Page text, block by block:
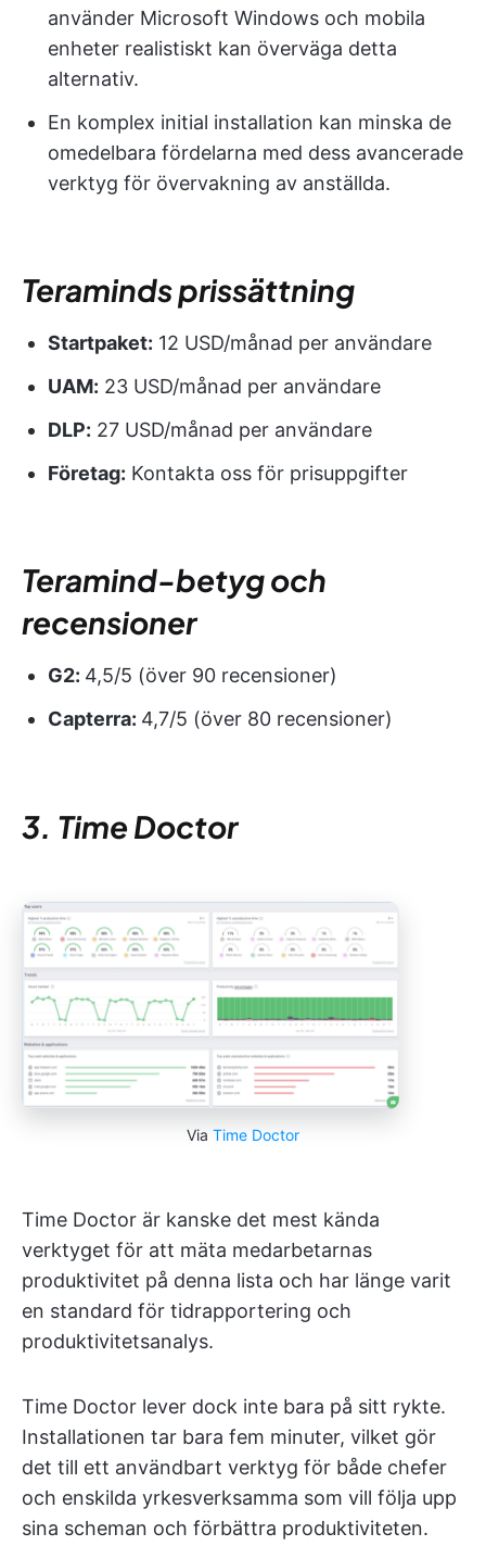
använder Microsoft Windows och mobila
enheter realistiskt kan överväga detta
alternativ.
En komplex initial installation kan minska de
omedelbara fördelarna med dess avancerade
verktyg för övervakning av anställda.
Teraminds prissättning
Startpaket: 12 USD/månad per användare
UAM: 23 USD/månad per användare
DLP: 27 USD/månad per användare
Företag: Kontakta oss för prisuppgifter
Teramind-betyg och
recensioner
G2: 4,5/5 (över 90 recensioner)
Capterra: 4,7/5 (över 80 recensioner)
3. Time Doctor
Via Time Doctor
Time Doctor är kanske det mest kända
verktyget för att mäta medarbetarnas
produktivitet på denna lista och har länge varit
en standard för tidrapportering och
produktivitetsanalys.
Time Doctor lever dock inte bara på sitt rykte.
Installationen tar bara fem minuter, vilket gör
det till ett användbart verktyg för både chefer
och enskilda yrkesverksamma som vill följa upp
sina scheman och förbättra produktiviteten.